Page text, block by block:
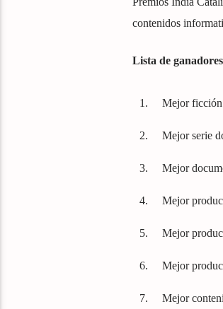
contenidos
Lista de ganadores
Mejor ficción
Mejor serie
Mejor
Mejor
Mejor
Mejor
Mejor